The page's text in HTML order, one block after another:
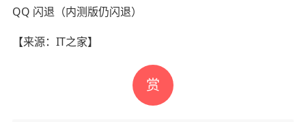
QQ 闪退（内测版仍闪退）
【来源： IT之家】
赏